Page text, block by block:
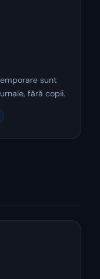
sunt
fără copii.